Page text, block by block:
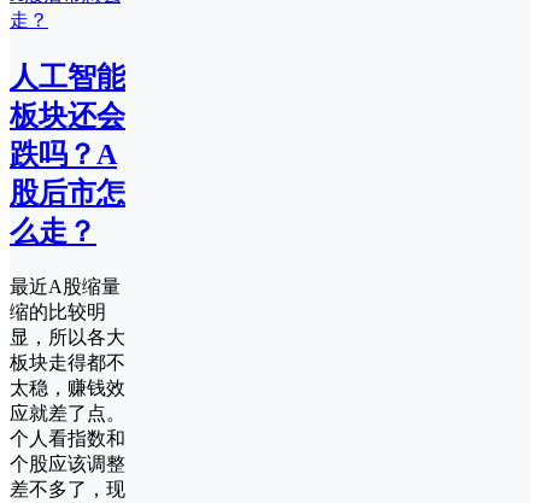
人工智能
板块还会
跌吗？A
股后市怎
么走？
最近A股缩量
缩的比较明
显，所以各大
板块走得都不
太稳，赚钱效
应就差了点。
个人看指数和
个股应该调整
差不多了，现